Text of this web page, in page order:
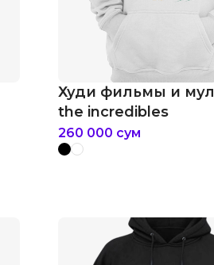
Худи фильмы и
the incredibles
260 000 сум